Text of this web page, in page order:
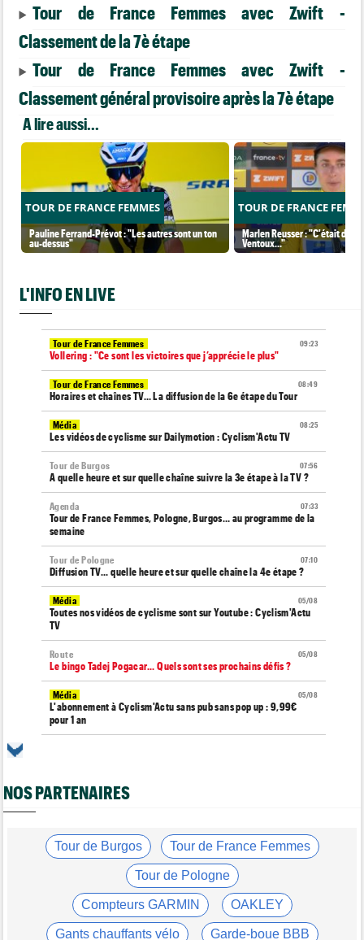
Tour de France Femmes avec Zwift -
Classement de la 7è étape
Tour de France Femmes avec Zwift -
Classement général provisoire après la 7è étape
A lire aussi...
TOUR DE FRANCE FEMMES
Pauline Ferrand-Prévot : "Les autres sont un ton
au-dessus"
TOUR DE FRANCE
Marlen Reusser : "C'était
Ventoux..."
L'INFO EN LIVE
09:23
Tour de France Femmes
Vollering : "Ce sont les victoires que j’apprécie le plus"
08:49
Tour de France Femmes
Horaires et chaînes TV… La diffusion de la 6e étape du Tour
08:25
Média
Les vidéos de cyclisme sur Dailymotion : Cyclism'Actu TV
07:56
Tour de Burgos
A quelle heure et sur quelle chaîne suivre la 3e étape à la TV ?
07:33
Agenda
Tour de France Femmes, Pologne, Burgos… au programme de la
semaine
07:10
Tour de Pologne
Diffusion TV... quelle heure et sur quelle chaîne la 4e étape ?
05/08
Média
Toutes nos vidéos de cyclisme sont sur Youtube : Cyclism'Actu
TV
05/08
Route
Le bingo Tadej Pogacar... Quels sont ses prochains défis ?
05/08
Média
L'abonnement à Cyclism'Actu sans pub sans pop up : 9,99€
pour 1 an
Média
05/08
Tour de France Femmes
Pauline Ferrand-Prévot : "Les autres sont un ton au-dessus"
Tour de Burgos
Oscar Onley : "Je n'avais pas connu le début de saison idéal…"
05/08
Tour de Pologne
NOS PARTENAIRES
Tour de Burgos Tour de France Femmes
Tour de Pologne
Compteurs GARMIN OAKLEY
Gants chauffants vélo Garde-boue BBB